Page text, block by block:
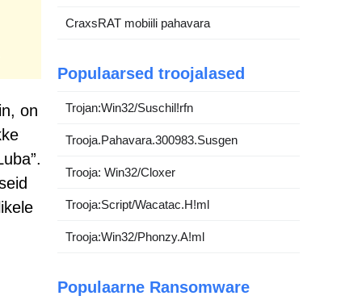
on
CraxsRAT mobiili pahavara
Populaarsed troojalased
Trojan:Win32/Suschil!rfn
Trooja.Pahavara.300983.Susgen
Trooja: Win32/Cloxer
Trooja:Script/Wacatac.H!ml
Trooja:Win32/Phonzy.A!ml
Populaarne Ransomware